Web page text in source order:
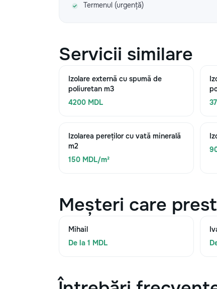
Termenul (urgență)
Servicii similare
Izolare externă cu spumă de
poliuretan m3
4200 MDL
Izolarea pereților cu vată minerală
m2
150 MDL/m²
Meșteri care
Mihail
De la 1 MDL